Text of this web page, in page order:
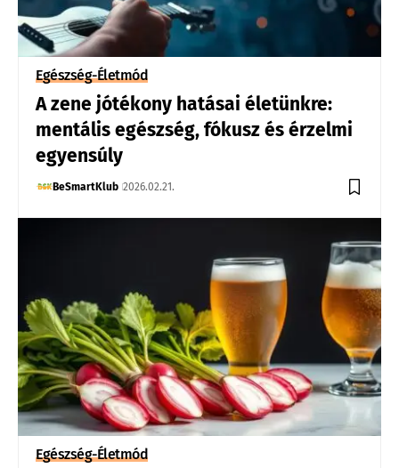
Egészség-Életmód
A zene jótékony hatásai életünkre:
mentális egészség, fókusz és érzelmi
egyensúly
BeSmartKlub 2026.02.21.
Egészség-Életmód